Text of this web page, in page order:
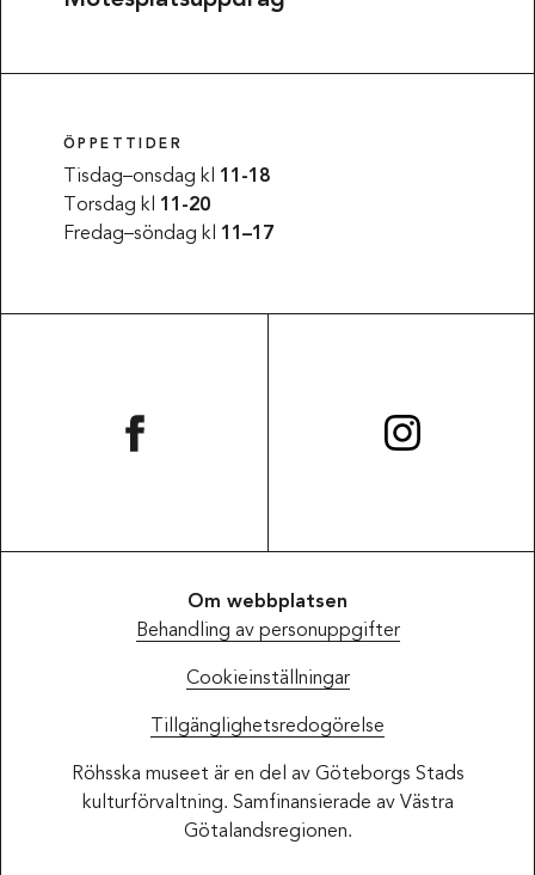
ÖPPETTIDER
Tisdag–onsdag kl 11-18
Torsdag kl 11-20
Fredag–söndag kl 11–17
Om webbplatsen
Behandling av personuppgifter
Cookieinställningar
Tillgänglighetsredogörelse
Röhsska museet är en del av Göteborgs Stads
kulturförvaltning. Samfinansierade av Västra
Götalandsregionen.